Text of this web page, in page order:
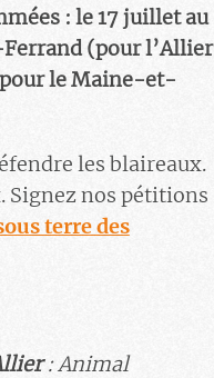
: le 17 juillet au
(pour l’Allier
le Maine-et-
les blaireaux.
Signez nos pétitions
terre des
:Animal